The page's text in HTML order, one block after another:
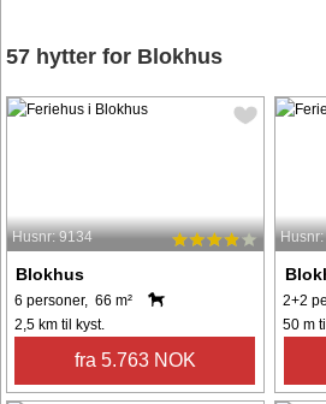
57 hytter for Blokhus
Husnr: 9134
Blokhus
6 personer, 66 m²
2,5 km til kyst.
fra 5.763 NOK
2+2
50 m